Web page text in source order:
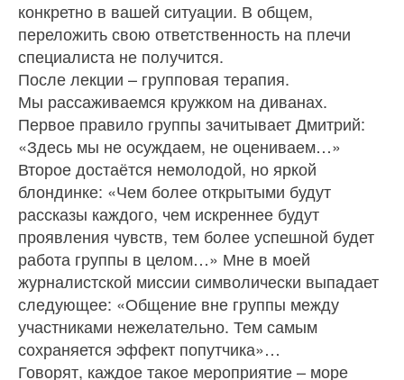
конкретно в вашей ситуации. В общем,
переложить свою ответственность на плечи
специалиста не получится.
После лекции – групповая терапия.
Мы рассаживаемся кружком на диванах.
Первое правило группы зачитывает Дмитрий:
«Здесь мы не осуждаем, не оцениваем…»
Второе достаётся немолодой, но яркой
блондинке: «Чем более открытыми будут
рассказы каждого, чем искреннее будут
проявления чувств, тем более успешной будет
работа группы в целом…» Мне в моей
журналистской миссии символически выпадает
следующее: «Общение вне группы между
участниками нежелательно. Тем самым
сохраняется эффект попутчика»…
Говорят, каждое такое мероприятие – море